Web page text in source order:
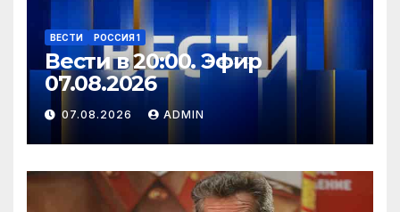
ВЕСТИ РОССИЯ 1
Вести в 20:00. Эфир
07.08.2026
07.08.2026 ADMIN